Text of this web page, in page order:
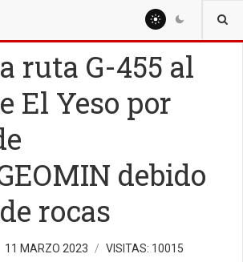
NOTICIAS DE SAN JOSE DE MAIPO
ruta G-455 al
El Yeso por
debido
rocas
11 MARZO 2023 VISITAS: 10015